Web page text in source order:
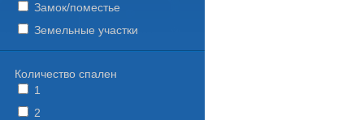
Замок/поместье
Земельные участки
Количество спален
1
2